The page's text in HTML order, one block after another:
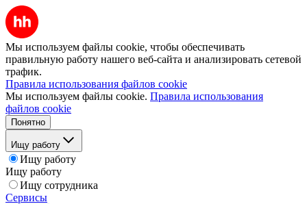
Мы используем файлы cookie, чтобы обеспечивать
правильную работу нашего веб-сайта и анализировать сетевой
трафик.
Правила использования файлов cookie
Мы используем файлы cookie. Правила использования
файлов cookie
Понятно
Ищу работу
Ищу работу
Ищу работу
Ищу сотрудника
Сервисы